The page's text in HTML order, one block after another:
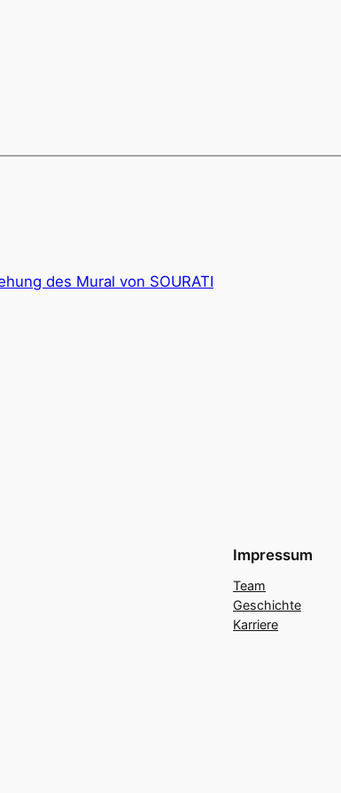
des Mural von SOURATI
Impressum
Team
Geschichte
Karriere